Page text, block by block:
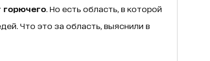
. Но есть область, в которой
Что это за область, выяснили в